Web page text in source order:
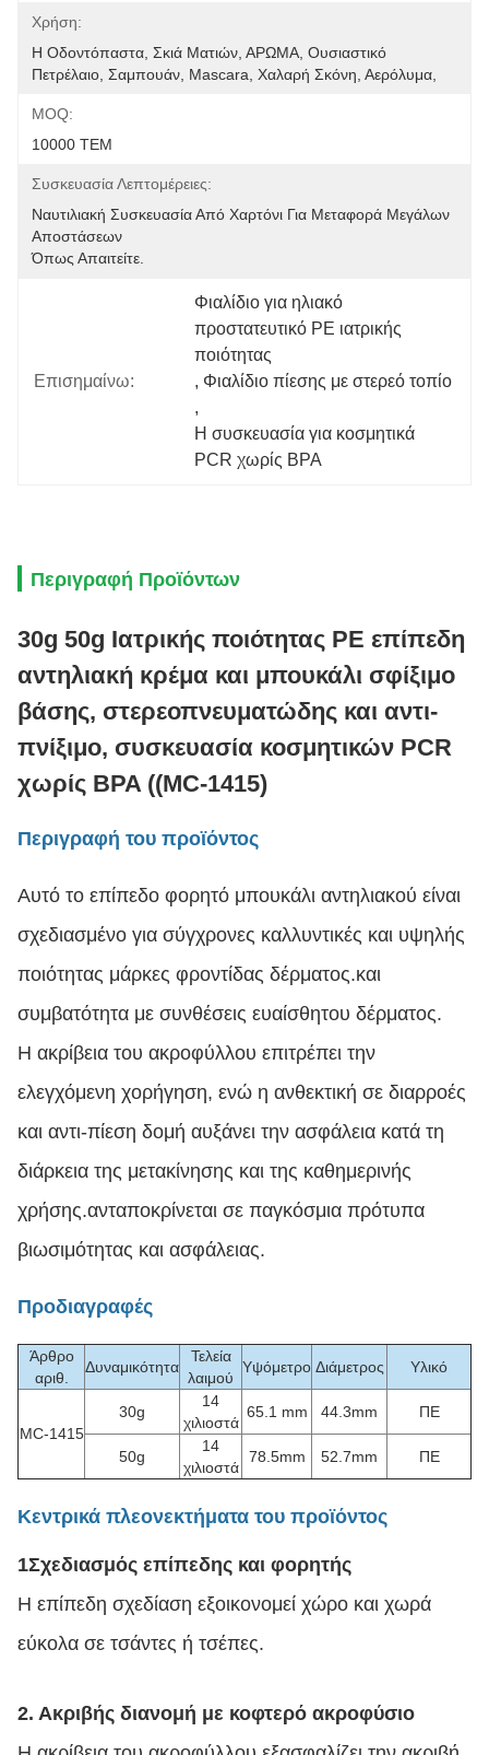
Χρήση:
Η Οδοντόπαστα, Σκιά Ματιών, ΑΡΩΜΑ, Ουσιαστικό
Πετρέλαιο, Σαμπουάν, Mascara, Χαλαρή Σκόνη, Αερόλυμα,
MOQ:
10000 ΤΕΜ
Συσκευασία Λεπτομέρειες:
Ναυτιλιακή Συσκευασία Από Χαρτόνι Για Μεταφορά Μεγάλων
Αποστάσεων
Όπως Απαιτείτε.
Επισημαίνω:
Φιαλίδιο για ηλιακό
προστατευτικό PE ιατρικής
ποιότητας
, Φιαλίδιο πίεσης με στερεό τοπίο
,
Η συσκευασία για κοσμητικά
PCR χωρίς BPA
Περιγραφή Προϊόντων
30g 50g Ιατρικής ποιότητας PE επίπεδη
αντηλιακή κρέμα και μπουκάλι σφίξιμο
βάσης, στερεοπνευματώδης και αντι-
πνίξιμο, συσκευασία κοσμητικών PCR
χωρίς BPA ((MC-1415)
Περιγραφή του προϊόντος
Αυτό το επίπεδο φορητό μπουκάλι αντηλιακού είναι
σχεδιασμένο για σύγχρονες καλλυντικές και υψηλής
ποιότητας μάρκες φροντίδας δέρματος.και
συμβατότητα με συνθέσεις ευαίσθητου δέρματος.
Η ακρίβεια του ακροφύλλου επιτρέπει την
ελεγχόμενη χορήγηση, ενώ η ανθεκτική σε διαρροές
και αντι-πίεση δομή αυξάνει την ασφάλεια κατά τη
διάρκεια της μετακίνησης και της καθημερινής
χρήσης.ανταποκρίνεται σε παγκόσμια πρότυπα
βιωσιμότητας και ασφάλειας.
Προδιαγραφές
Άρθρο
αριθ.
Δυναμικότητα
Τελεία
λαιμού
Υψόμετρο Διάμετρος Υλικό
MC-1415
30g
14
χιλιοστά
65.1 mm 44.3mm ΠΕ
50g
14
χιλιοστά
78.5mm 52.7mm ΠΕ
Κεντρικά πλεονεκτήματα του προϊόντος
1Σχεδιασμός επίπεδης και φορητής
Η επίπεδη σχεδίαση εξοικονομεί χώρο και χωρά
εύκολα σε τσάντες ή τσέπες.
2. Ακριβής διανομή με κοφτερό ακροφύσιο